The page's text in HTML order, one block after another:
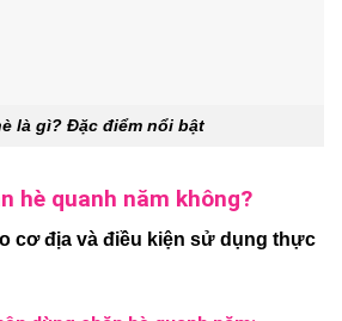
là gì? Đặc điểm nổi bật
hè quanh năm không?
cơ địa và điều kiện sử dụng thực